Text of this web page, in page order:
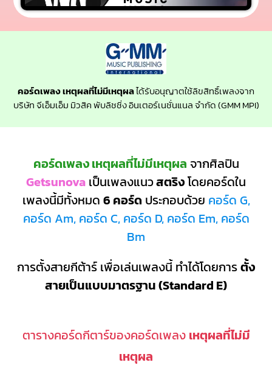
คอร์ดเพลง เหตุผลที่ไม่มีเหตุผลได้รับอนุญาตใช้ลิขสิทธิ์เพลงจาก
บริษัท จีเอ็มเอ็ม มิวสิค พับลิชชิ่ง อินเตอร์เนชั่นแนล จำกัด (GMM MPI)
คอร์ดเพลง เหตุผลที่ไม่มีเหตุผล จากศิลปิน
Getsunova เป็นเพลงแนวสตริงโดยคอร์ดใน
เพลงนี้มีทั้งหมด 6 คอร์ด ประกอบด้วย คอร์ด G,
คอร์ด Am, คอร์ด C, คอร์ด D, คอร์ด Em, คอร์ด
Bm
การตั้งสายกีต้าร์ เพื่อเล่นเพลงนี้ ทำได้โดยการตั้ง
สายเป็นแบบมาตรฐาน (Standard E)
ตารางคอร์ดกีตาร์ของคอร์ดเพลง เหตุผลที่ไม่มี
เหตุผล